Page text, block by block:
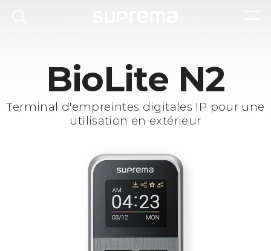
BioLite N2
Terminal d'empreintes digitales IP pour une
utilisation en extérieur